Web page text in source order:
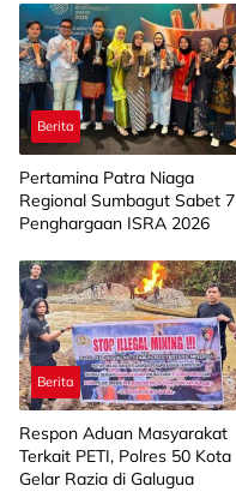
Berita
Pertamina Patra Niaga
Regional Sumbagut Sabet 7
Penghargaan ISRA 2026
Berita
Respon Aduan Masyarakat
Terkait PETI, Polres 50 Kota
Gelar Razia di Galugua